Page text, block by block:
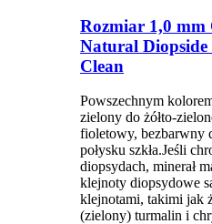
Rozmiar 1,0 mm
Natural Diopside
Clean
Powszechnym
zielony do żółto-
fioletowy, bezbarwny
połysku szkła.Jeśli
diopsydach, minerał
klejnoty diopsydowe
klejnotami, takimi jak
(zielony) turmalin i